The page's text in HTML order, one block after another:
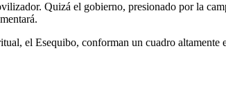
Quizá el gobierno, presionado por la
el Esequibo, conforman un cuadro